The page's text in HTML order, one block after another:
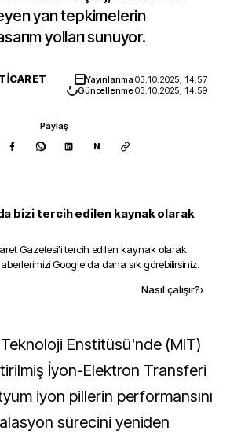
yan tepkimelerin
yolları sunuyor.
Yayınlanma03.10.2025, 14:57
Güncellenme03.10.2025, 14:59
Paylaş
N
bizi tercih edilen kaynak olarak
Gazetesi'i tercih edilen kaynak olarak
Google'da daha sık görebilirsiniz.
Nasıl çalışır?›
İyon-Elektron Transferi
iyon pillerin performansını
sürecini yeniden